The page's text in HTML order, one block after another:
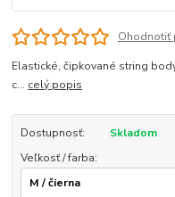
Ohodnotiť
Elastické, čipkované string
c... celý popis
Dostupnosť:
Skladom
Veľkosť / farba: